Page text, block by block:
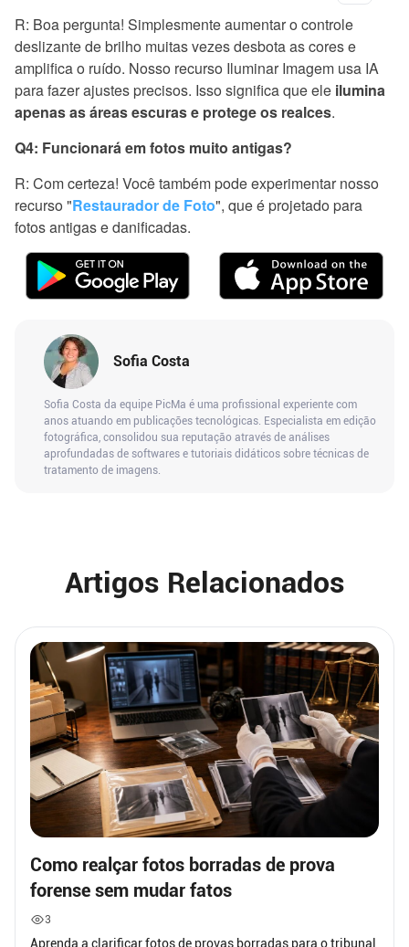
R: Boa pergunta! Simplesmente aumentar o controle
deslizante de brilho muitas vezes desbota as cores e
amplifica o ruído. Nosso recurso Iluminar Imagem usa IA
para fazer ajustes precisos. Isso significa que ele ilumina
apenas as áreas escuras e protege os realces.
Q4: Funcionará em fotos muito antigas?
R: Com certeza! Você também pode experimentar nosso
recurso "Restaurador de Foto", que é projetado para
fotos antigas e danificadas.
Sofia Costa
Sofia Costa da equipe PicMa é uma profissional experiente com
anos atuando em publicações tecnológicas. Especialista em edição
fotográfica, consolidou sua reputação através de análises
aprofundadas de softwares e tutoriais didáticos sobre técnicas de
tratamento de imagens.
Artigos Relacionados
Como realçar fotos borradas de prova
forense sem mudar fatos
3
Aprenda a clarificar fotos de provas borradas para o tribunal,